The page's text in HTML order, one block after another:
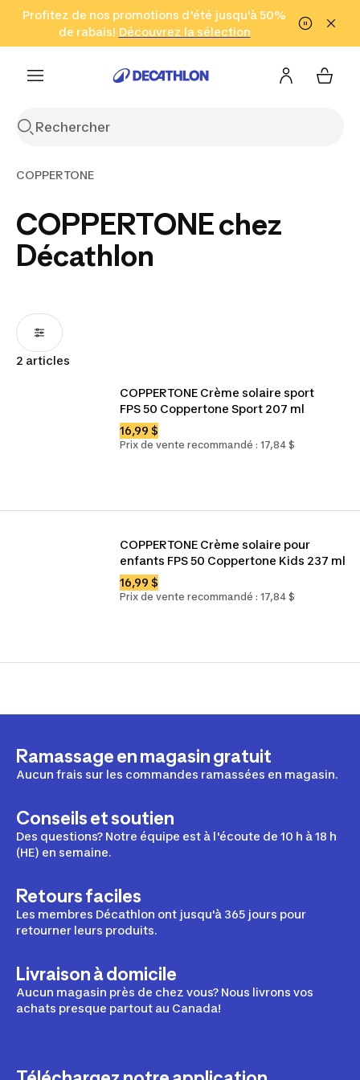
Aller à la recherche Aller au contenu Aller au pied de
Profitez de nos promotions d'été jusqu'à 50%
de rabais! Découvrez la sélection
Cliquez ici
en seulement 2 h!
(Zones sélectionnées)
COPPERTONE
COPPERTONE chez
Décathlon
2 articles
COPPERTONE Crème solaire sport
FPS 50 Coppertone Sport 207 ml
16,99 $
Prix de vente recommandé : 17,84 $
COPPERTONE Crème solaire pour
enfants FPS 50 Coppertone Kids 237 ml
16,99 $
Prix de vente recommandé : 17,84 $
Ramassage en magasin gratuit
Aucun frais sur les commandes ramassées en magasin.
Conseils et soutien
Des questions? Notre équipe est à l'écoute de 10 h à 18 h
(HE) en semaine.
Retours faciles
Les membres Décathlon ont jusqu'à 365 jours pour
retourner leurs produits.
Livraison à domicile
Aucun magasin près de chez vous? Nous livrons vos
achats presque partout au Canada!